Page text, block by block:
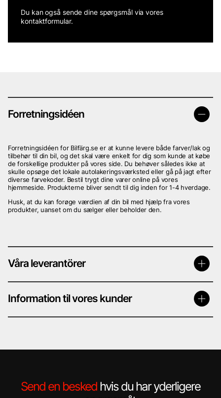
Du kan også sende dine spørgsmål via vores
kontaktformular.
Forretningsidéen
Forretningsidéen for Bilfärg.se er at kunne levere både farver/lak og
tilbehør til din bil, og det skal være enkelt for dig som kunde at købe
de forskellige produkter på vores side. Du behøver således ikke at
skulle opsøge det lokale autolakeringsværksted eller gå på jagt efter
diverse farvekoder. Bestil trygt dine varer online på vores
hjemmeside. Produkterne bliver sendt til dig inden for 1-4 hverdage.
Husk, at du kan forøge værdien af din bil med hjælp fra vores
produkter, uanset om du sælger eller beholder den.
Våra leverantörer
E.M.M Sverige
Hagmans
Information til vores kunder
nyblandet farve, helt uden dyre lageromkostninger.
Send en besked hvis du har yderligere